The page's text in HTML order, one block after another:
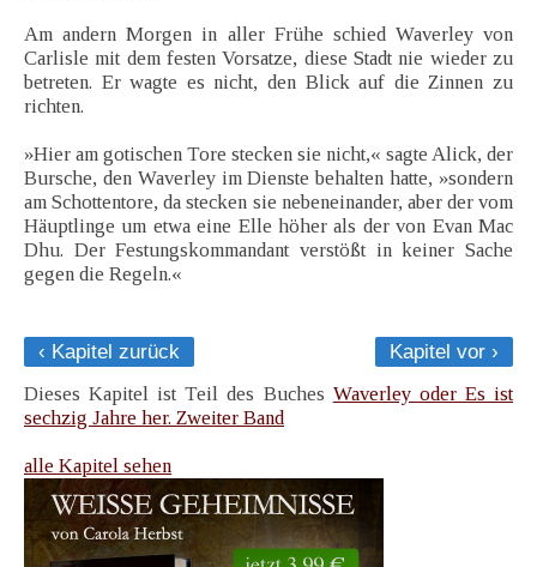
Am andern Morgen in aller Frühe schied Waverley von
Carlisle mit dem festen Vorsatze, diese Stadt nie wieder zu
betreten. Er wagte es nicht, den Blick auf die Zinnen zu
richten.
»Hier am gotischen Tore stecken sie nicht,« sagte Alick, der
Bursche, den Waverley im Dienste behalten hatte, »sondern
am Schottentore, da stecken sie nebeneinander, aber der vom
Häuptlinge um etwa eine Elle höher als der von Evan Mac
Dhu. Der Festungskommandant verstößt in keiner Sache
gegen die Regeln.«
‹ Kapitel zurück
Kapitel vor ›
Dieses Kapitel ist Teil des Buches Waverley oder Es ist
sechzig Jahre her. Zweiter Band
alle Kapitel sehen